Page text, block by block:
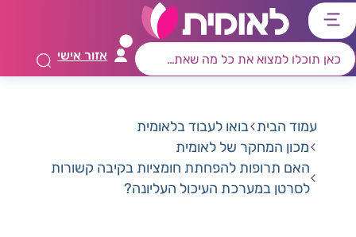
דלג
לתפריט
ראשי
דלג
לרכיב
חיפוש
דלג
לתוכן
מרכזי
דלג
לאזור
קישורים
אזור אישי
עמוד הבית בואו לעבוד בלאומית
מכון המחקר של לאומית
האם תרופות להפחתת חומציות בקיבה קשורות
לסרטן במערכת העיכול העליונה?